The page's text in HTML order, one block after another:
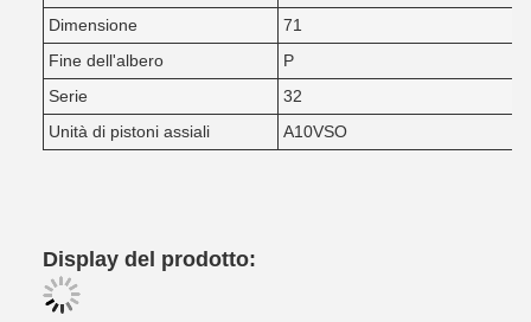
Dimensione
71
Fine dell'albero
P
Serie
32
Unità di pistoni assiali
A10VSO
Display del prodotto: